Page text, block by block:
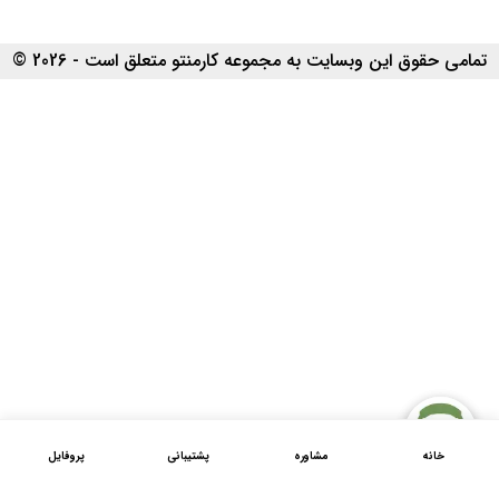
تمامی حقوق این وبسایت به مجموعه کارمنتو متعلق است - 2026 ©
خانه مشاوره پشتیبانی پروفایل